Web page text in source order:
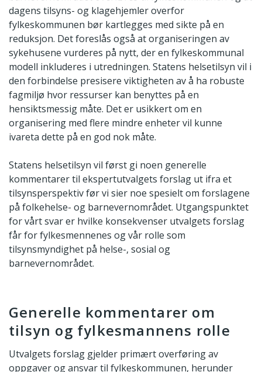
dagens tilsyns- og klagehjemler overfor
fylkeskommunen bør kartlegges med sikte på en
reduksjon. Det foreslås også at organiseringen av
sykehusene vurderes på nytt, der en fylkeskommunal
modell inkluderes i utredningen. Statens helsetilsyn vil i
den forbindelse presisere viktigheten av å ha robuste
fagmiljø hvor ressurser kan benyttes på en
hensiktsmessig måte. Det er usikkert om en
organisering med flere mindre enheter vil kunne
ivareta dette på en god nok måte.
Statens helsetilsyn vil først gi noen generelle
kommentarer til ekspertutvalgets forslag ut ifra et
tilsynsperspektiv før vi sier noe spesielt om forslagene
på folkehelse- og barnevernområdet. Utgangspunktet
for vårt svar er hvilke konsekvenser utvalgets forslag
får for fylkesmennenes og vår rolle som
tilsynsmyndighet på helse-, sosial og
barnevernområdet.
Generelle kommentarer om
tilsyn og fylkesmannens rolle
Utvalgets forslag gjelder primært overføring av
oppgaver og ansvar til fylkeskommunen, herunder